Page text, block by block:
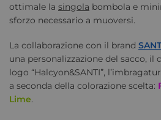
ottimale la singola bombola e
sforzo necessario a muoversi.
La collaborazione con il brand
una personalizzazione del sacco, il
logo “Halcyon&SANTI”,
a seconda della colorazione scelta:
Lime.